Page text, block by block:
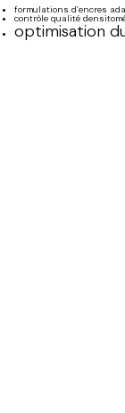
formulations d’encres
contrôle qualité
optimisation